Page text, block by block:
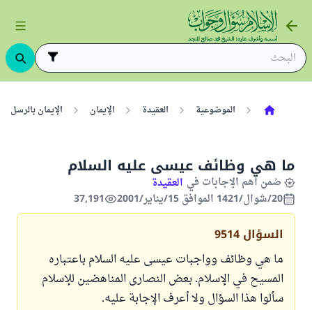
الموضوعية العقيدة الإيمان الإيمان بالرسل
ما هي وظائف عيسى عليه السلام
ضمن أهم الإجابات في العقيدة
20/شوال/1421 الموافق 15/يناير/2001
37,191
السؤال 9514
ما هي وظائف وواجبات عيسى عليه السلام باعتباره
المسيح في الإسلام. بعض النصارى المناهضين للإسلام
سألوا هذا السؤال ولا أعرف الإجابة عليه.